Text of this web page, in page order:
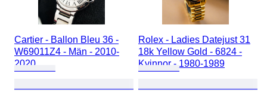
Cartier - Ballon Bleu 36 -
W69011Z4 - Män - 2010-
2020
Rolex - Ladies Datejust 31
18k Yellow Gold - 6824 -
Kvinnor - 1980-1989